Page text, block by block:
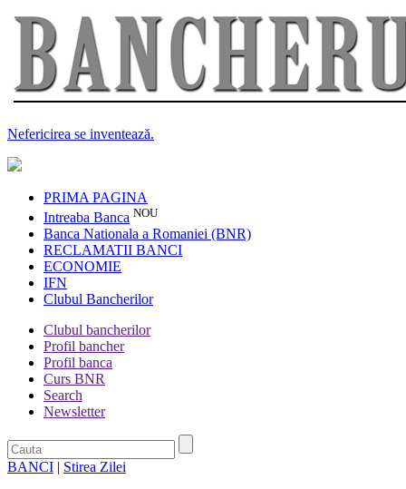
Nefericirea se inventează.
PRIMA PAGINA
Intreaba Banca NOU
Banca Nationala a Romaniei (BNR)
RECLAMATII BANCI
ECONOMIE
IFN
Clubul Bancherilor
Clubul bancherilor
Profil bancher
Profil banca
Curs BNR
Search
Newsletter
BANCI | Stirea Zilei